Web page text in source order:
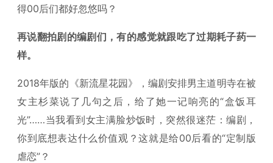
得00后们都好忽悠吗？
再说翻拍剧的编剧们，有的感觉就跟吃了过期耗子药一
样。
2018年版的《新流星花园》，编剧安排男主道明寺在被
女主杉菜说了几句之后，给了她一记响亮的“盒饭耳
光”……当我看到女主满脸炒饭时，突然很迷茫：编剧，
你到底想表达什么价值观？这就是给00后看的“定制版
虐恋”？